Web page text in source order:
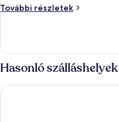
1
méretű)
franciaágy
További részletek
Deluxe
(extra
franciaágy
részletei
Hasonló szálláshelyek
Hilton Prague Atrium